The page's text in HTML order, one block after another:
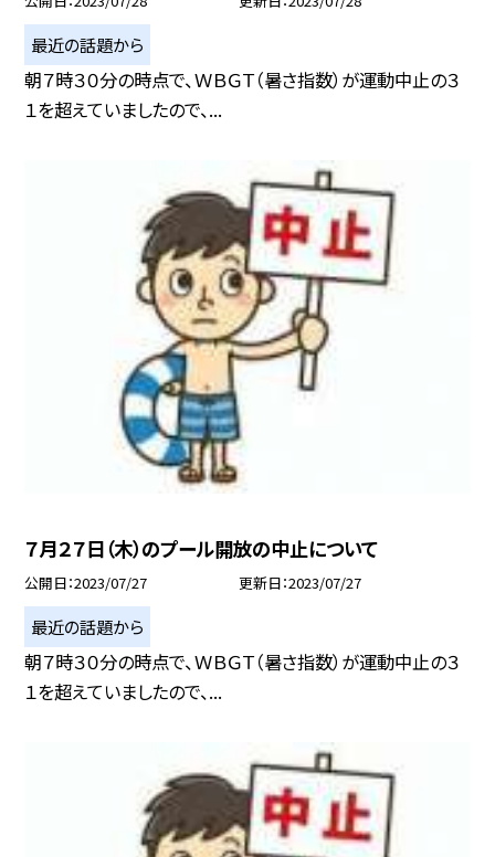
最近の話題から
朝７時３０分の時点で、ＷＢＧＴ（暑さ指数）が運動中止の３
１を超えていましたので、...
７月２７日（木）のプール開放の中止について
公開日 2023/07/27 更新日 2023/07/27
最近の話題から
朝７時３０分の時点で、ＷＢＧＴ（暑さ指数）が運動中止の３
１を超えていましたので、...